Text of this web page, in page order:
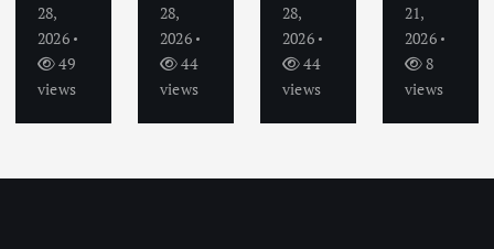
28,
2026
49
views
28,
2026
44
views
28,
2026
44
views
21,
2026
8
views